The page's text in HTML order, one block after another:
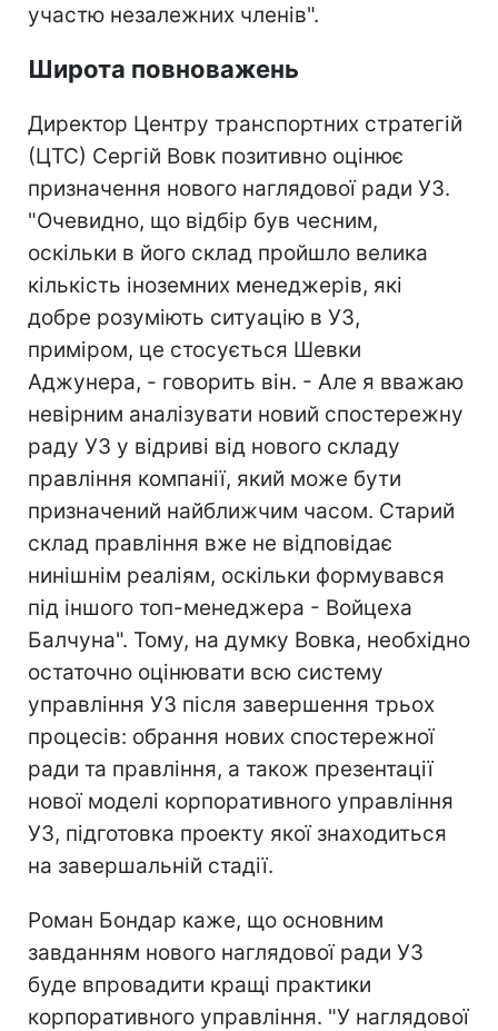
участю незалежних членів".
Широта повноважень
Директор Центру транспортних стратегій
(ЦТС) Сергій Вовк позитивно оцінює
призначення нового наглядової ради УЗ.
"Очевидно, що відбір був чесним,
оскільки в його склад пройшло велика
кількість іноземних менеджерів, які
добре розуміють ситуацію в УЗ,
приміром, це стосується Шевки
Аджунера, - говорить він. - Але я вважаю
невірним аналізувати новий спостережну
раду УЗ у відриві від нового складу
правління компанії, який може бути
призначений найближчим часом. Старий
склад правління вже не відповідає
нинішнім реаліям, оскільки формувався
під іншого топ-менеджера - Войцеха
Балчуна". Тому, на думку Вовка, необхідно
остаточно оцінювати всю систему
управління УЗ після завершення трьох
процесів: обрання нових спостережної
ради та правління, а також презентації
нової моделі корпоративного управління
УЗ, підготовка проекту якої знаходиться
на завершальній стадії.
Роман Бондар каже, що основним
завданням нового наглядової ради УЗ
буде впровадити кращі практики
корпоративного управління. "У наглядової